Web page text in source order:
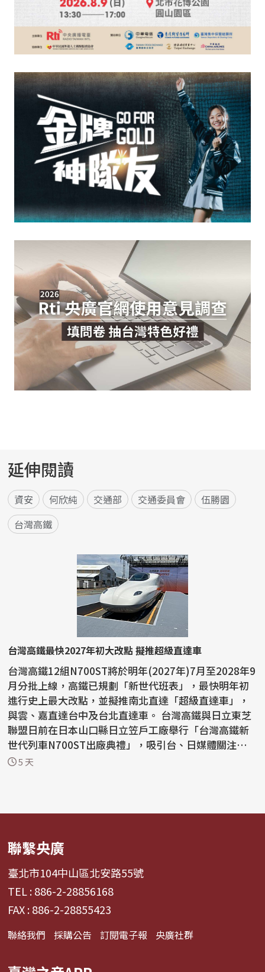
延伸閱讀
資安 何欣純 交通部 交通委員會
伍勝園
台灣高鐵
台灣高鐵最快2027年初大改點 擬推超級直達車
台灣高鐵12組N700ST將於明年(2027年)7月至2028年9
月分批上線，高鐵已規劃「新世代班表」，最快明年初
進行史上最大改點，並擬推南北直達「超級直達車」，
與雲、嘉直達台中及台北直達車。 台灣高鐵與日立東芝
聯盟日前在日本山口縣日立笠戶工廠舉行「台灣高鐵新
世代列車N700ST出廠典禮」，吸引台、日媒體關注，根
據高鐵統...
5 天
聯繫央廣
臺北市104中山區北安路55號
TEL : 886-2-28856168
FAX : 886-2-28855423
聯絡我們 採購公告 訂閱電子報 央廣社群